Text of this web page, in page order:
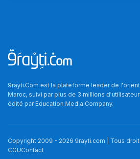
Ki Derti Liha
الناس
الدّاخل
9rayti.Com est la plateforme leader de
Maroc, suivi par plus de 3 millions
édité parEducation Media Company.
Copyright 2009 - 2026 9rayti.com | Tous
CGUContact